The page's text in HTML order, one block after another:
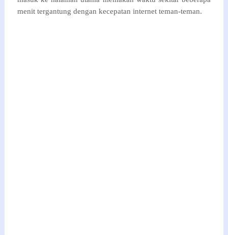
menit tergantung dengan kecepatan internet teman-teman.